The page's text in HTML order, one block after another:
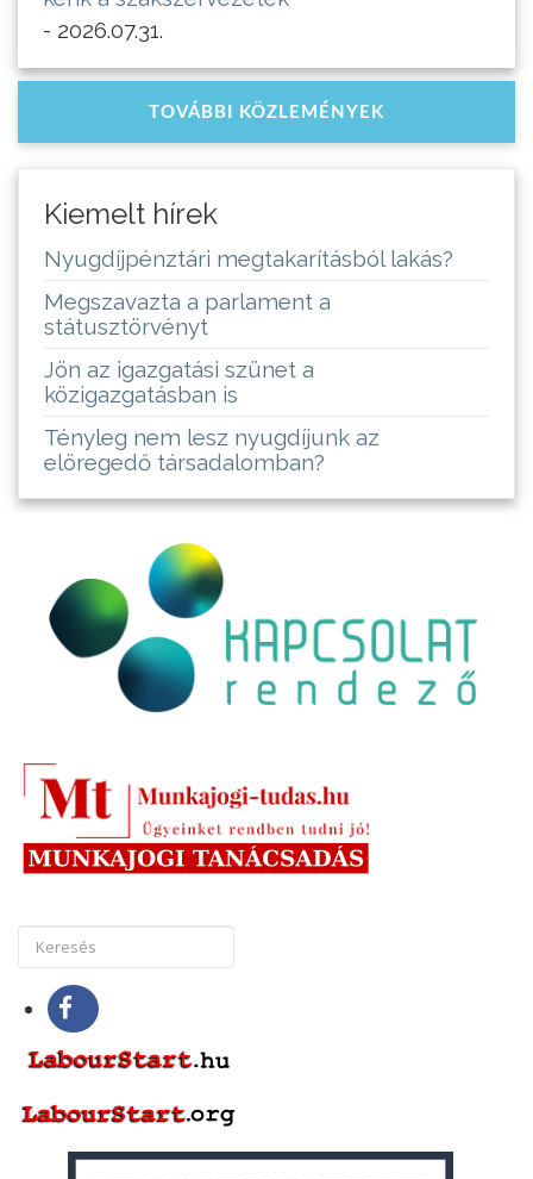
- 2026.07.31.
TOVÁBBI KÖZLEMÉNYEK
Kiemelt hírek
Nyugdíjpénztári megtakarításból lakás?
Megszavazta a parlament a
státusztörvényt
Jön az igazgatási szünet a
közigazgatásban is
Tényleg nem lesz nyugdíjunk az
elöregedő társadalomban?